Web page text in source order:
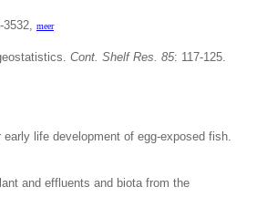
3532, meer
Cont. Shelf Res. 85: 117-125.
life development of egg-exposed fish.
and effluents and biota from the